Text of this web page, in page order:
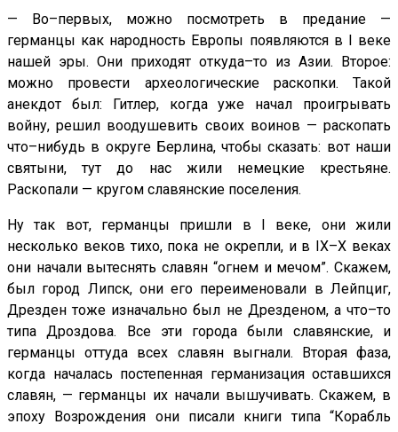
— Во–первых, можно посмотреть в предание —
германцы как народность Европы появляются в I веке
нашей эры. Они приходят откуда–то из Азии. Второе:
можно провести археологические раскопки. Такой
анекдот был: Гитлер, когда уже начал проигрывать
войну, решил воодушевить своих воинов — раскопать
что–нибудь в округе Берлина, чтобы сказать: вот наши
святыни, тут до нас жили немецкие крестьяне.
Раскопали — кругом славянские поселения.
Ну так вот, германцы пришли в I веке, они жили
несколько веков тихо, пока не окрепли, и в IX–X веках
они начали вытеснять славян “огнем и мечом”. Скажем,
был город Липск, они его переименовали в Лейпциг,
Дрезден тоже изначально был не Дрезденом, а что–то
типа Дроздова. Все эти города были славянские, и
германцы оттуда всех славян выгнали. Вторая фаза,
когда началась постепенная германизация оставшихся
славян, — германцы их начали вышучивать. Скажем, в
эпоху Возрождения они писали книги типа “Корабль